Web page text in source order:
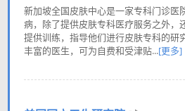
新加坡全国皮肤中心是一家专科门诊医
病，除了提供皮肤专科医疗服务之外，
提供训练，指导他们进行皮肤专科的研
丰富的医生，可为自费和受津贴...[更多]